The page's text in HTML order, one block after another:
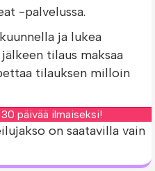
-palvelussa.
ja lukea
tilaus maksaa
tilauksen milloin
päivää ilmaiseksi!
on saatavilla vain